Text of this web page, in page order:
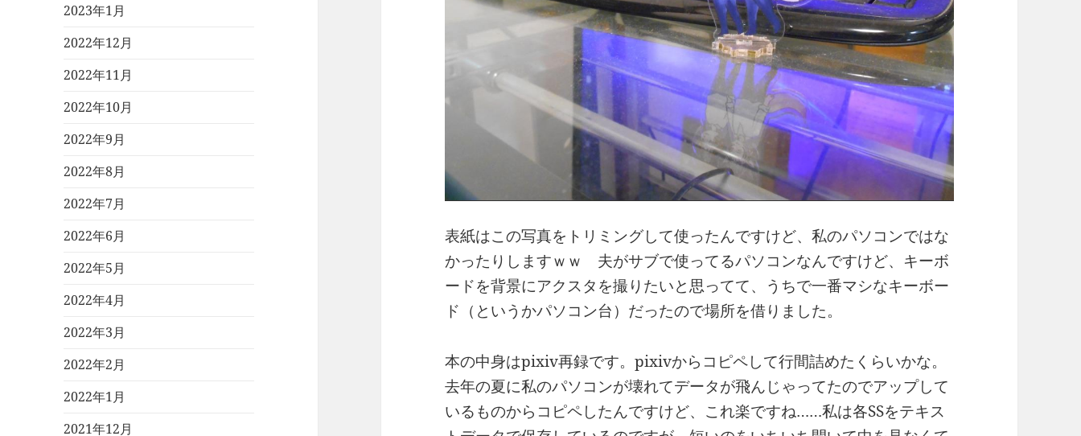
2023年1月
2022年12月
2022年11月
2022年10月
2022年9月
2022年8月
2022年7月
2022年6月
2022年5月
2022年4月
2022年3月
2022年2月
2022年1月
2021年12月
表紙はこの写真をトリミングして使ったんですけど、私のパソコンではな
かったりしますｗｗ 夫がサブで使ってるパソコンなんですけど、キーボ
ードを背景にアクスタを撮りたいと思ってて、うちで一番マシなキーボー
ド（というかパソコン台）だったので場所を借りました。
本の中身はpixiv再録です。pixivからコピペして行間詰めたくらいかな。
去年の夏に私のパソコンが壊れてデータが飛んじゃってたのでアップして
いるものからコピペしたんですけど、これ楽ですね……私は各SSをテキス